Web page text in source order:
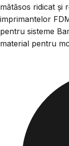
mătăsos ridicat și
imprimantelor
pentru sisteme
material pentru